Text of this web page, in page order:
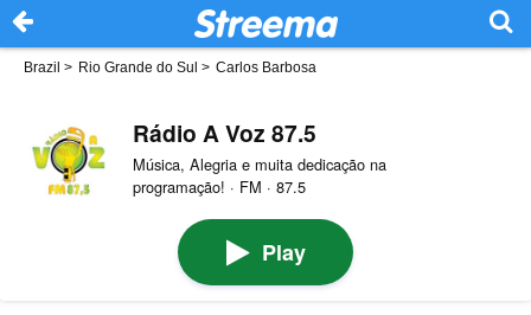
Brazil > Rio Grande do Sul > Carlos Barbosa
Rádio A Voz 87.5
Música, Alegria e muita dedicação na
programação! · FM · 87.5
Play